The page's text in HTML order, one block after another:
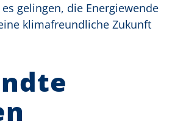
gelingen, die Energiewende
klimafreundliche Zukunft